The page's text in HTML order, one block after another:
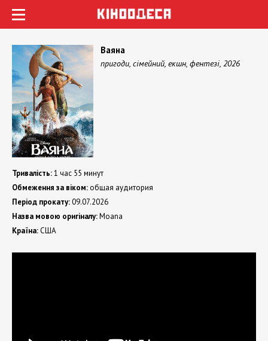
Ваяна
пригоди, сімейний, екшн, фентезі, 2026
Тривалість:1 час 55 минут
Обмеження за віком:общая аудитория
Період прокату:09.07.2026
Назва мовою оригіналу:Moana
Країна:США